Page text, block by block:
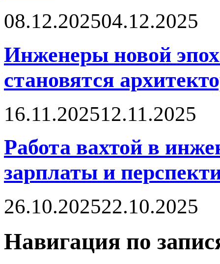
08.12.202504.12.2025
Инженеры новой
становятся
16.11.202512.11.2025
Работа вахтой в
зарплаты и
26.10.202522.10.2025
Навигация по